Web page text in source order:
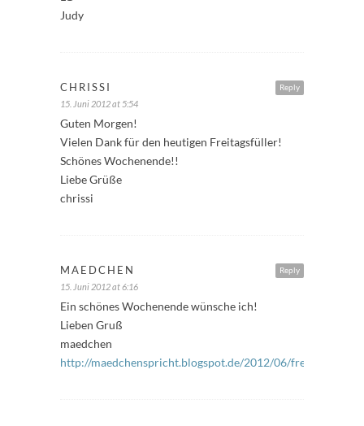
Judy
Reply
CHRISSI
15. Juni 2012 at 5:54
Guten Morgen!
Vielen Dank für den heutigen Freitagsfüller!
Schönes Wochenende!!
Liebe Grüße
chrissi
Reply
MAEDCHEN
15. Juni 2012 at 6:16
Ein schönes Wochenende wünsche ich!
Lieben Gruß
maedchen
http://maedchenspricht.blogspot.de/2012/06/